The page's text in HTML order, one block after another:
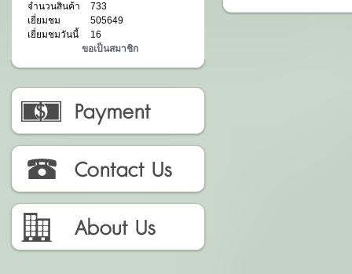
จำนวนสินค้า
733
เยี่ยมชม
505649
เยี่ยมชมวันนี้
16
ขอเป็นสมาชิก